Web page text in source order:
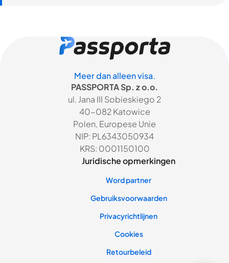
Meer dan alleen visa.
PASSPORTA Sp. z o.o.
ul. Jana III Sobieskiego 2
40-082 Katowice
Polen, Europese Unie
NIP: PL6343050934
KRS: 0001150100
Juridische opmerkingen
Word partner
Gebruiksvoorwaarden
Privacyrichtlijnen
Cookies
Retourbeleid